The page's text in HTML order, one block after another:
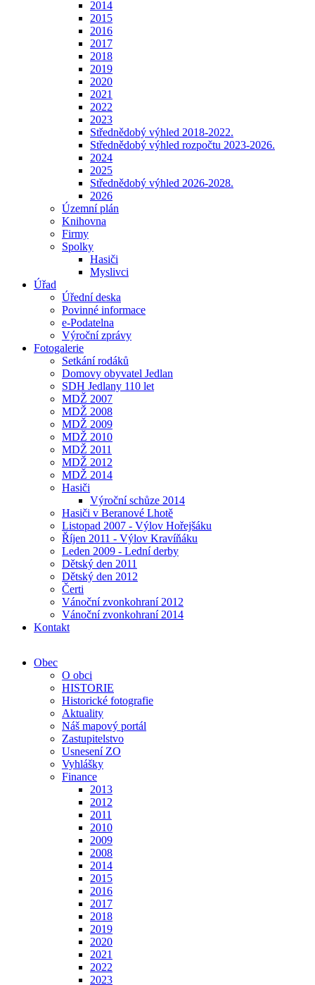
2014
2015
2016
2017
2018
2019
2020
2021
2022
2023
Střednědobý výhled 2018-2022.
Střednědobý výhled rozpočtu 2023-2026.
2024
2025
Střednědobý výhled 2026-2028.
2026
Územní plán
Knihovna
Firmy
Spolky
Hasiči
Myslivci
Úřad
Úřední deska
Povinné informace
e-Podatelna
Výroční zprávy
Fotogalerie
Setkání rodáků
Domovy obyvatel Jedlan
SDH Jedlany 110 let
MDŽ 2007
MDŽ 2008
MDŽ 2009
MDŽ 2010
MDŽ 2011
MDŽ 2012
MDŽ 2014
Hasiči
Výroční schůze 2014
Hasiči v Beranové Lhotě
Listopad 2007 - Výlov Hořejšáku
Říjen 2011 - Výlov Kravíňáku
Leden 2009 - Lední derby
Dětský den 2011
Dětský den 2012
Čerti
Vánoční zvonkohraní 2012
Vánoční zvonkohraní 2014
Kontakt
Obec
O obci
HISTORIE
Historické fotografie
Aktuality
Náš mapový portál
Zastupitelstvo
Usnesení ZO
Vyhlášky
Finance
2013
2012
2011
2010
2009
2008
2014
2015
2016
2017
2018
2019
2020
2021
2022
2023